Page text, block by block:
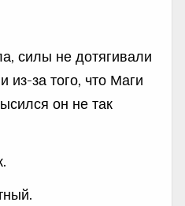
силы не дотягивали
из-за того, что Маги
он не так